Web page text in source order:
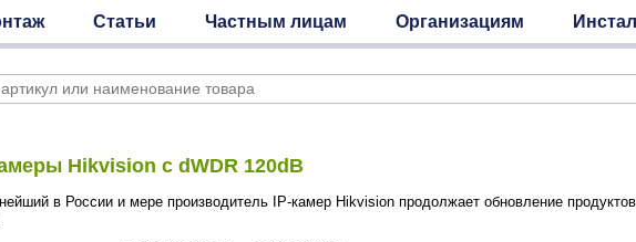
Статьи Частным лицам Организациям
Hikvision с dWDR 120dB
в России и мере производитель IP-камер Hikvision продолжает обновление